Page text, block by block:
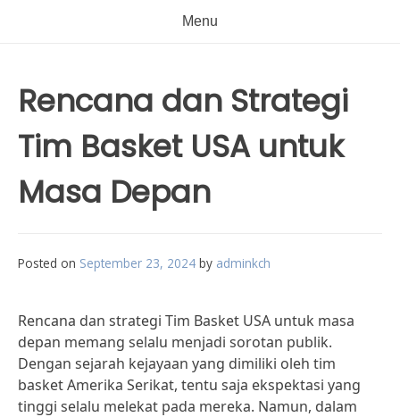
Menu
Rencana dan Strategi
Tim Basket USA untuk
Masa Depan
Posted on September 23, 2024 by adminkch
Rencana dan strategi Tim Basket USA untuk masa
depan memang selalu menjadi sorotan publik.
Dengan sejarah kejayaan yang dimiliki oleh tim
basket Amerika Serikat, tentu saja ekspektasi yang
tinggi selalu melekat pada mereka. Namun, dalam